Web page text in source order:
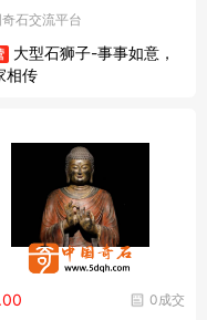
石交流平台
大型石狮子-事事如意，
相传
0成交